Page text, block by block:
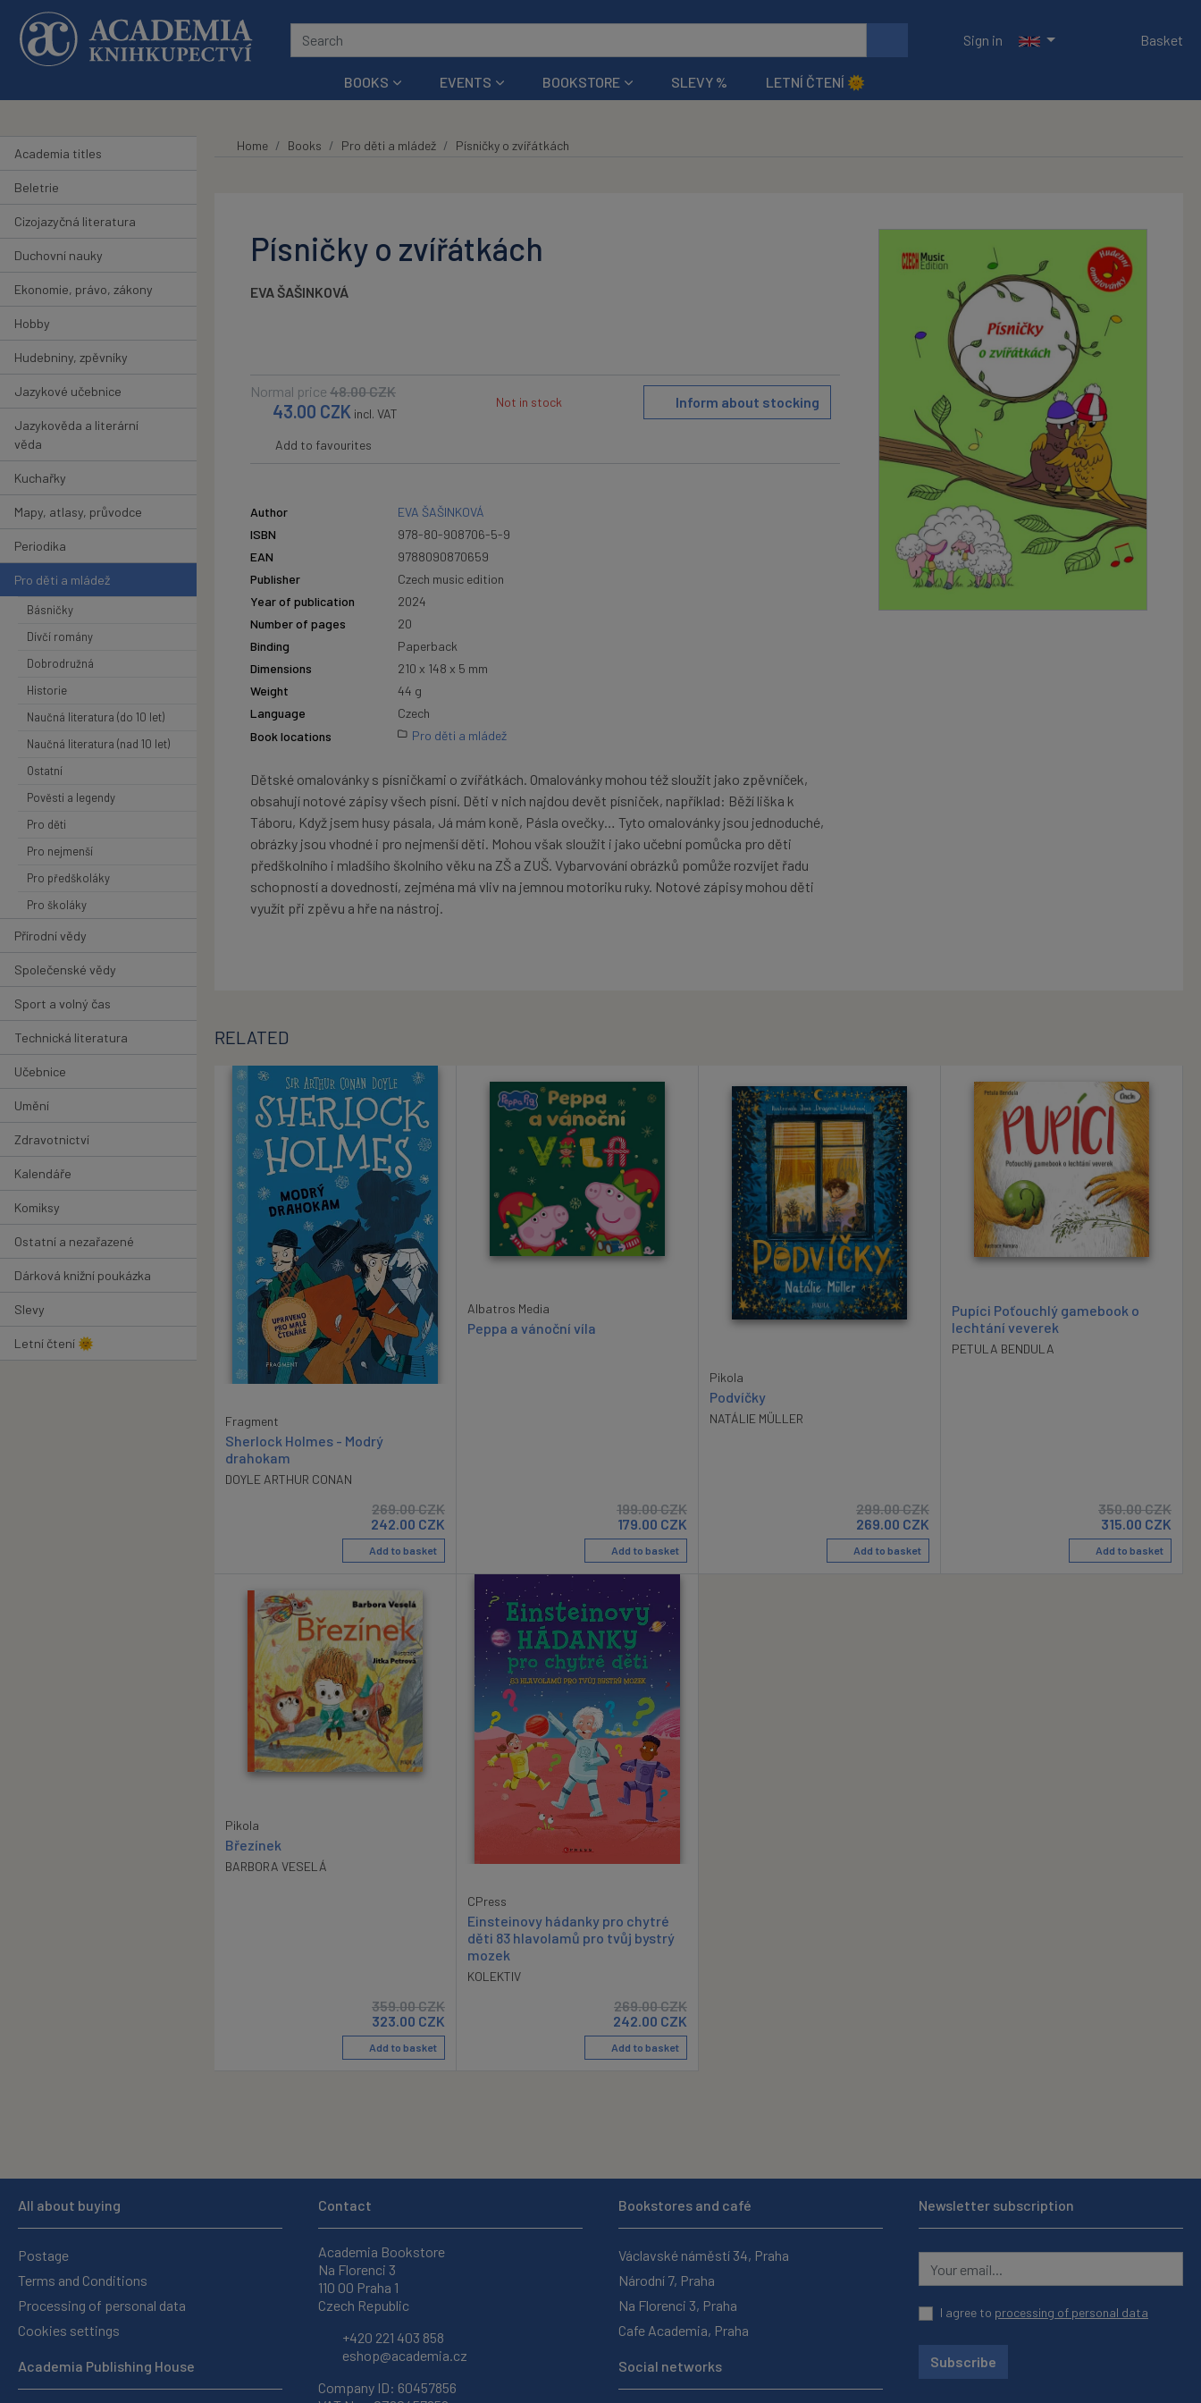
Skip to main content
Sign in
Basket
BOOKS EVENTS BOOKSTORE SLEVY % LETNÍ ČTENÍ 🌞
Academia titles
Beletrie
Cizojazyčná literatura
Duchovní nauky
Ekonomie, právo, zákony
Hobby
Hudebniny, zpěvníky
Jazykové učebnice
Jazykověda a literární
věda
Kuchařky
Mapy, atlasy, průvodce
Periodika
Pro děti a mládež
Básničky
Dívčí romány
Dobrodružná
Historie
Naučná literatura (do 10 let)
Naučná literatura (nad 10 let)
Ostatní
Pověsti a legendy
Pro děti
Pro nejmenší
Pro předškoláky
Pro školáky
Přírodní vědy
Společenské vědy
Sport a volný čas
Technická literatura
Učebnice
Umění
Zdravotnictví
Kalendáře
Komiksy
Ostatní a nezařazené
Dárková knižní poukázka
Slevy
Letní čtení 🌞
Home Books Pro děti a mládež Písničky o zvířátkách
Písničky o zvířátkách
EVA ŠAŠINKOVÁ
Normal price 48.00CZK
43.00 CZK incl. VAT
Not in stock Inform about stocking
Add to favourites
Author
EVA ŠAŠINKOVÁ
ISBN
978-80-908706-5-9
EAN
9788090870659
Publisher
Czech music edition
Year of publication
2024
Number of pages
20
Binding
Paperback
Dimensions
210 x 148 x 5 mm
Weight
44 g
Language
Czech
Book locations
Pro děti a mládež
Dětské omalovánky s písničkami o zvířátkách. Omalovánky mohou též sloužit jako zpěvníček,
obsahují notové zápisy všech písní. Děti v nich najdou devět písniček, například: Běží liška k
Táboru, Když jsem husy pásala, Já mám koně, Pásla ovečky… Tyto omalovánky jsou jednoduché,
obrázky jsou vhodné i pro nejmenší děti. Mohou však sloužit i jako učební pomůcka pro děti
předškolního i mladšího školního věku na ZŠ a ZUŠ. Vybarvování obrázků pomůže rozvíjet řadu
schopností a dovedností, zejména má vliv na jemnou motoriku ruky. Notové zápisy mohou děti
využít při zpěvu a hře na nástroj.
RELATED
Fragment
Sherlock Holmes - Modrý
drahokam
DOYLE ARTHUR CONAN
269.00CZK
242.00 CZK
Add to basket
Albatros Media
Peppa a vánoční víla
199.00CZK
179.00 CZK
Add to basket
Pikola
Podvíčky
NATÁLIE MÜLLER
299.00CZK
269.00 CZK
Add to basket
Pupíci Poťouchlý gamebook o
lechtání veverek
PETULA BENDULA
350.00CZK
315.00 CZK
Add to basket
Pikola
Březínek
BARBORA VESELÁ
359.00CZK
323.00 CZK
Add to basket
CPress
Einsteinovy hádanky pro chytré
děti 83 hlavolamů pro tvůj bystrý
mozek
KOLEKTIV
269.00CZK
242.00 CZK
Add to basket
All about buying
Postage
Terms and Conditions
Processing of personal data
Cookies settings
Academia Publishing House
Contact
Academia Bookstore
Na Florenci 3
110 00 Praha 1
Czech Republic
+420 221 403 858
eshop@academia.cz
Company ID: 60457856
Bookstores and café
Václavské náměstí 34, Praha
Národní 7, Praha
Na Florenci 3, Praha
Cafe Academia, Praha
Social networks
Newsletter subscription
I agree to processing of personal data
Subscribe